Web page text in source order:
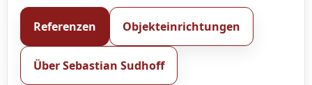
Referenzen Objekteinrichtungen
Über Sebastian Sudhoff